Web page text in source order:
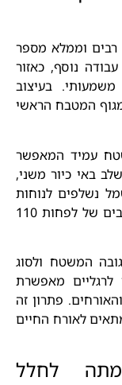
רבים וממלא מספר
נוסף, כאזור
בעיצוב
מגוף המטבח הראשי
עמיד המאפשר
באי כיור משני,
נשלפים לנוחות
מירבית. תכנון נכון שומר על מעברים רחבים של לפחות 110
המשטח ולסוג
לרגליים מאפשרת
פתרון זה
לאורח החיים
לחלל